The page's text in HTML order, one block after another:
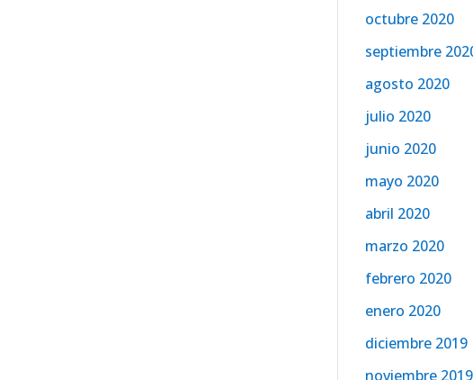
octubre 2020
septiembre
agosto 2020
julio 2020
junio 2020
mayo 2020
abril 2020
marzo 2020
febrero 2020
enero 2020
diciembre 2019
noviembre 2019